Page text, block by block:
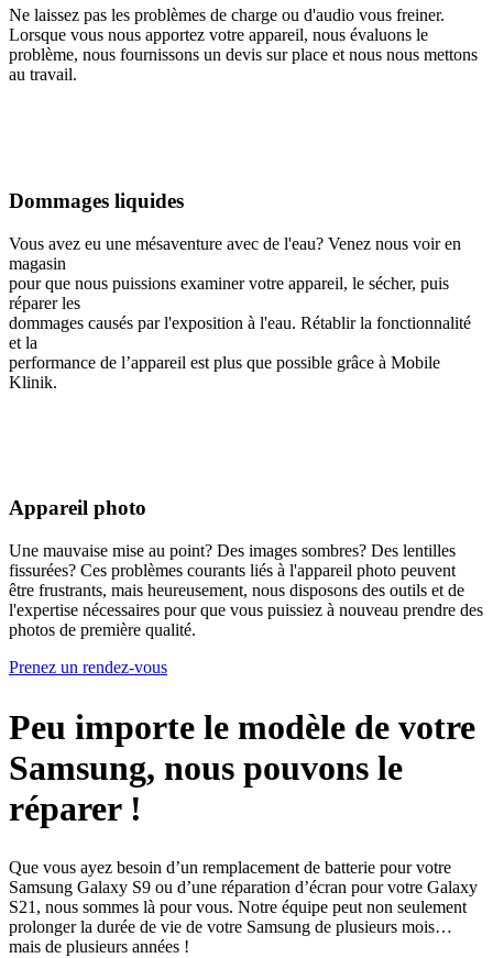
Ne laissez pas les problèmes de charge ou d'audio vous freiner.
Lorsque vous nous apportez votre appareil, nous évaluons le
problème, nous fournissons un devis sur place et nous nous mettons
au travail.
Dommages liquides
Vous avez eu une mésaventure avec de l'eau? Venez nous voir en
magasin
pour que nous puissions examiner votre appareil, le sécher, puis
réparer les
dommages causés par l'exposition à l'eau. Rétablir la fonctionnalité
et la
performance de l’appareil est plus que possible grâce à Mobile
Klinik.
Appareil photo
Une mauvaise mise au point? Des images sombres? Des lentilles
fissurées? Ces problèmes courants liés à l'appareil photo peuvent
être frustrants, mais heureusement, nous disposons des outils et de
l'expertise nécessaires pour que vous puissiez à nouveau prendre des
photos de première qualité.
Prenez un rendez-vous
Peu importe le modèle de votre
Samsung, nous pouvons le
réparer !
Que vous ayez besoin d’un remplacement de batterie pour votre
Samsung Galaxy S9 ou d’une réparation d’écran pour votre Galaxy
S21, nous sommes là pour vous. Notre équipe peut non seulement
prolonger la durée de vie de votre Samsung de plusieurs mois…
mais de plusieurs années !